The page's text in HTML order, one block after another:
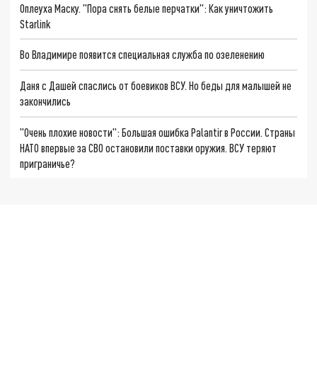
Оплеуха Маску. "Пора снять белые перчатки": Как уничтожить
Starlink
Во Владимире появится специальная служба по озеленению
Даня с Дашей спаслись от боевиков ВСУ. Но беды для малышей не
закончились
"Очень плохие новости": Большая ошибка Palantir в России. Страны
НАТО впервые за СВО остановили поставки оружия. ВСУ теряют
приграничье?